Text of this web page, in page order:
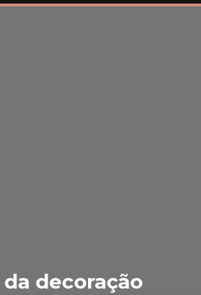
decoração